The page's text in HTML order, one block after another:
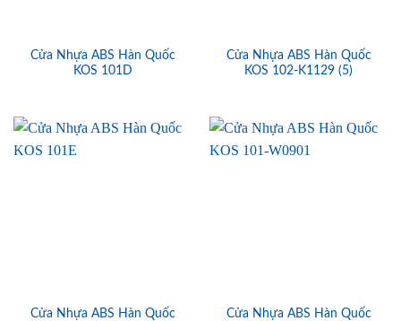
Cửa Nhựa ABS Hàn Quốc
KOS 101D
Cửa Nhựa ABS Hàn Quốc
KOS 102-K1129 (5)
Cửa Nhựa ABS Hàn Quốc
Cửa Nhựa ABS Hàn Quốc